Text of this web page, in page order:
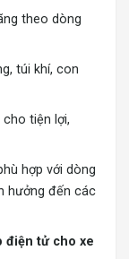
theo dòng
túi khí, con
tiện lợi,
hợp với dòng
hưởng đến các
điện tử cho xe